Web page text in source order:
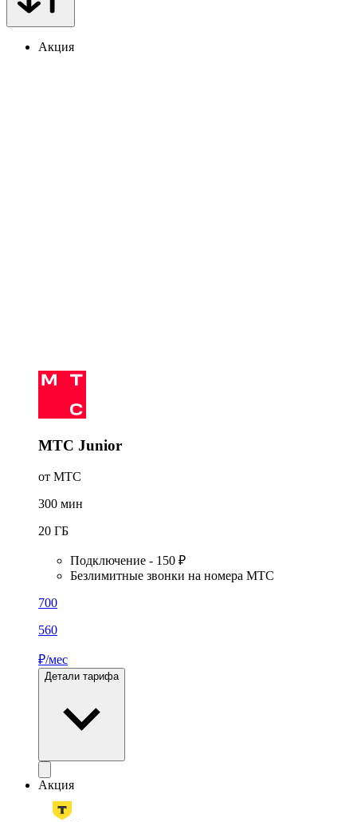
Акция
МТС Junior
от МТС
300 мин
20 ГБ
Подключение - 150 ₽
Безлимитные звонки на номера МТС
700
560
₽/мес
Детали тарифа
Акция